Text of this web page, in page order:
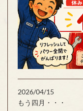
2026/04/15
もう四月・・・